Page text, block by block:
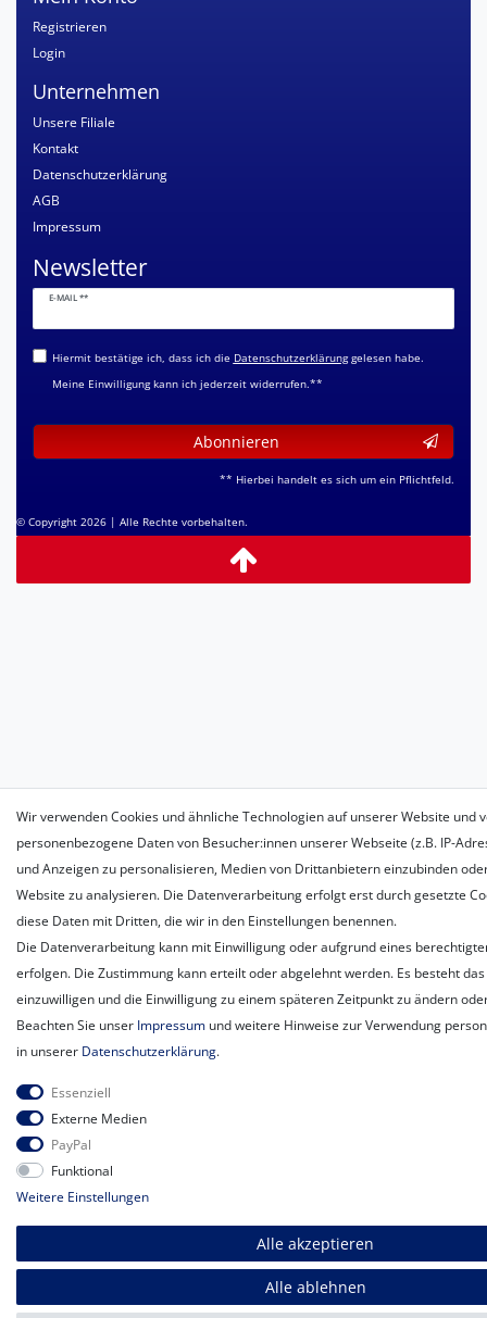
Registrieren
Login
Unternehmen
Unsere Filiale
Kontakt
Datenschutzerklärung
AGB
Impressum
Newsletter
E-MAIL **
Newsletter
Honig
Hiermit bestätige ich, dass ich die Daten­schutz­erklärunggelesen habe.
Meine Einwilligung kann ich jederzeit widerrufen.**
Abonnieren
** Hierbei handelt es sich um ein Pflichtfeld.
© Copyright 2026 | Alle Rechte vorbehalten.
Wir verwenden Cookies und ähnliche Technologien auf unserer Website und
personenbezogene Daten von Besucher:innen unserer Webseite (z.B. IP-
und Anzeigen zu personalisieren, Medien von Drittanbietern einzubinden
Website zu analysieren. Die Datenverarbeitung erfolgt erst durch gesetzte
diese Daten mit Dritten, die wir in den Einstellungen benennen.
Die Datenverarbeitung kann mit Einwilligung oder aufgrund eines
erfolgen. Die Zustimmung kann erteilt oder abgelehnt werden. Es besteht das
einzuwilligen und die Einwilligung zu einem späteren Zeitpunkt zu ändern
Beachten Sie unser Impressum und weitere Hinweise zur Verwendung
in unserer Daten­schutz­erklärung.
Essenziell
Externe Medien
PayPal
Funktional
Weitere Einstellungen
Alle akzeptieren
Alle ablehnen